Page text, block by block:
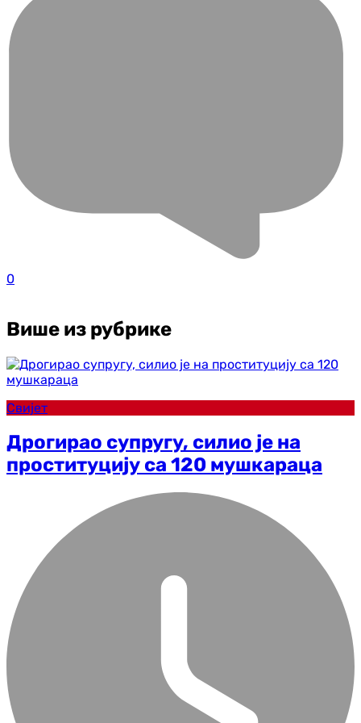
0
Више из рубрике
Свијет
Дрогирао супругу, силио је на
проституцију са 120 мушкараца